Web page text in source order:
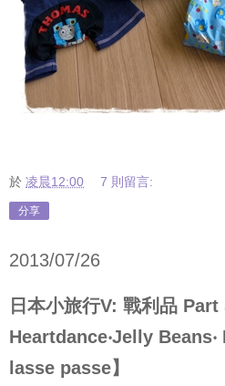
於 凌晨12:00 7 則留言:
分享
2013/07/26
日本小旅行V: 戰利品
Heartdance‧Jelly Beans‧
lasse passe】